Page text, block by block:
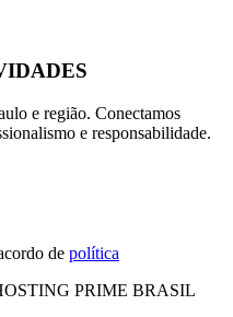
e região. Conectamos
e responsabilidade.
de política
PRIME BRASIL